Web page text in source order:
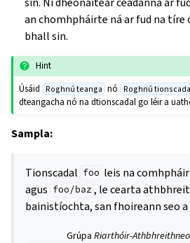
an chomhpháirte ná ar fud na tíre
bhall sin.
Hint
Úsáid Roghnú teanga nó Roghnú
dteangacha nó na dtionscadal go léir a
Sampla:
Tionscadal foo leis na
agus foo/baz , le cearta
bainistíochta, san fhoireann seo a
Grúpa Riarthóir-